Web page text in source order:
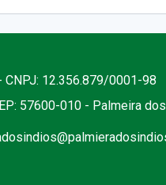
CNPJ: 12.356.879/0001-98
57600-010 - Palmeira